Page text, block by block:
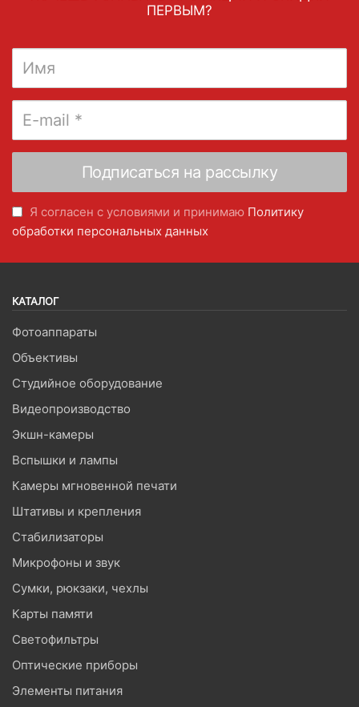
ПЕРВЫМ?
Я согласен с условиями и принимаю Политику
обработки персональных данных
КАТАЛОГ
Фотоаппараты
Объективы
Студийное оборудование
Видеопроизводство
Экшн-камеры
Вспышки и лампы
Камеры мгновенной печати
Штативы и крепления
Стабилизаторы
Микрофоны и звук
Сумки, рюкзаки, чехлы
Карты памяти
Светофильтры
Оптические приборы
Элементы питания